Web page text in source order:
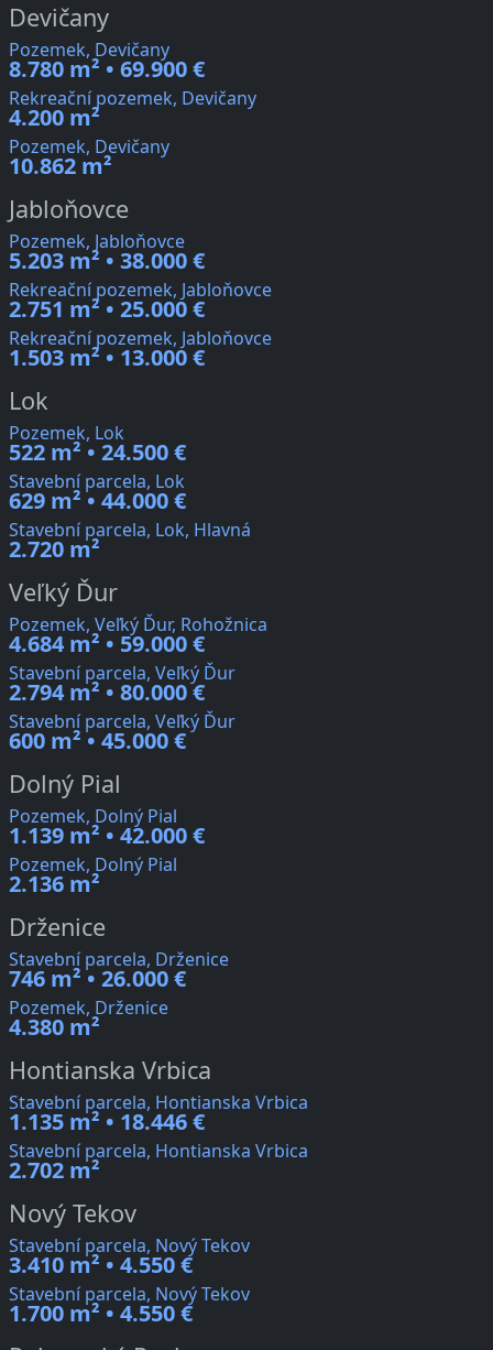
Devičany
Pozemek, Devičany
8.780 m² • 69.900 €
Rekreační pozemek, Devičany
4.200 m²
Pozemek, Devičany
10.862 m²
Jabloňovce
Pozemek, Jabloňovce
5.203 m² • 38.000 €
Rekreační pozemek, Jabloňovce
2.751 m² • 25.000 €
Rekreační pozemek, Jabloňovce
1.503 m² • 13.000 €
Lok
Pozemek, Lok
522 m² • 24.500 €
Stavební parcela, Lok
629 m² • 44.000 €
Stavební parcela, Lok, Hlavná
2.720 m²
Veľký Ďur
Pozemek, Veľký Ďur, Rohožnica
4.684 m² • 59.000 €
Stavební parcela, Veľký Ďur
2.794 m² • 80.000 €
Stavební parcela, Veľký Ďur
600 m² • 45.000 €
Dolný Pial
Pozemek, Dolný Pial
1.139 m² • 42.000 €
Pozemek, Dolný Pial
2.136 m²
Drženice
Stavební parcela, Drženice
746 m² • 26.000 €
Pozemek, Drženice
4.380 m²
Hontianska Vrbica
Stavební parcela, Hontianska Vrbica
1.135 m² • 18.446 €
Stavební parcela, Hontianska Vrbica
2.702 m²
Nový Tekov
Stavební parcela, Nový Tekov
3.410 m² • 4.550 €
Stavební parcela, Nový Tekov
1.700 m² • 4.550 €